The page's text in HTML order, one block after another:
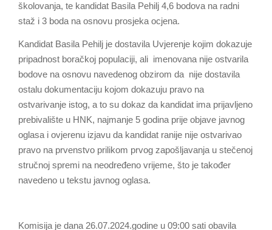
školovanja, te kandidat Basila Pehilj 4,6 bodova na radni
staž i 3 boda na osnovu prosjeka ocjena.
Kandidat Basila Pehilj je dostavila Uvjerenje kojim dokazuje
pripadnost boračkoj populaciji, ali imenovana nije ostvarila
bodove na osnovu navedenog obzirom da nije dostavila
ostalu dokumentaciju kojom dokazuju pravo na
ostvarivanje istog, a to su dokaz da kandidat ima prijavljeno
prebivalište u HNK, najmanje 5 godina prije objave javnog
oglasa i ovjerenu izjavu da kandidat ranije nije ostvarivao
pravo na prvenstvo prilikom prvog zapošljavanja u stečenoj
stručnoj spremi na neodređeno vrijeme, što je također
navedeno u tekstu javnog oglasa.
Komisija je dana 26.07.2024.godine u 09:00 sati obavila